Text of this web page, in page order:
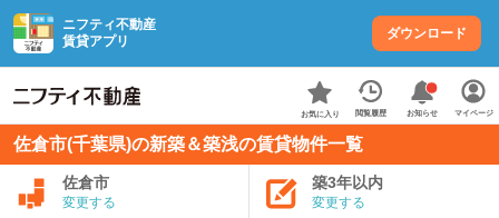
ニフティ不動産
賃貸アプリ
ダウンロード
お気に入り 閲覧履歴 お知らせ マイページ
佐倉市(千葉県)の新築＆築浅の賃貸物件一覧
佐倉市
変更する
築3年以内
変更する